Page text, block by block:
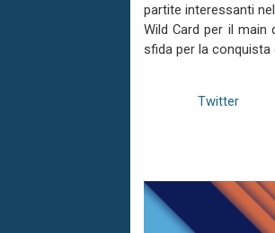
partite interessanti
Wild Card per il main
sfida per la conquista
Twitter